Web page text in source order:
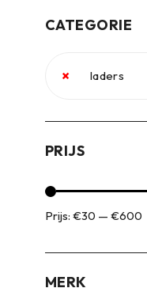
CATEGORIE
× laders
PRIJS
Prijs: €30 — €600
MERK